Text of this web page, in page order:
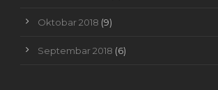
Oktobar 2018 (9)
Septembar 2018 (6)